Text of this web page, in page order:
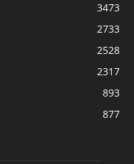
3473
2733
2528
2317
893
877